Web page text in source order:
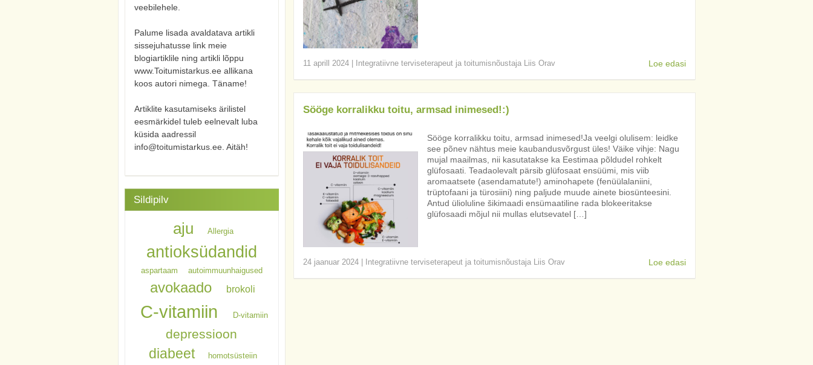
11 aprill 2024| Integratiivne terviseterapeut ja toitumisnõustaja Liis Orav Loe edasi
Sööge korralikku toitu, armsad inimesed!:)
Sööge korralikku toitu, armsad inimesed!Ja veelgi olulisem: leidke
see põnev nähtus meie kaubandusvõrgust üles! Väike vihje: Nagu
mujal maailmas, nii kasutatakse ka Eestimaa põldudel rohkelt
glüfosaati. Teadaolevalt pärsib glüfosaat ensüümi, mis viib
aromaatsete (asendamatute!) aminohapete (fenüülalaniini,
trüptofaani ja türosiini) ning paljude muude ainete biosünteesini.
Antud ülioluline šikimaadi ensümaatiline rada blokeeritakse
glüfosaadi mõjul nii mullas elutsevatel […]
24 jaanuar 2024| Integratiivne terviseterapeut ja toitumisnõustaja Liis Orav Loe edasi
veebilehele.
Palume lisada avaldatava artikli
sissejuhatusse link meie
blogiartiklile ning artikli lõppu
www.Toitumistarkus.ee allikana
koos autori nimega. Täname!
Artiklite kasutamiseks ärilistel
eesmärkidel tuleb eelnevalt luba
küsida aadressil
info@toitumistarkus.ee. Aitäh!
Sildipilv
aju Allergia
antioksüdandid
aspartaam autoimmuunhaigused
avokaado brokoli
C-vitamiin D-vitamiin
depressioon
diabeet homotsüsteiin